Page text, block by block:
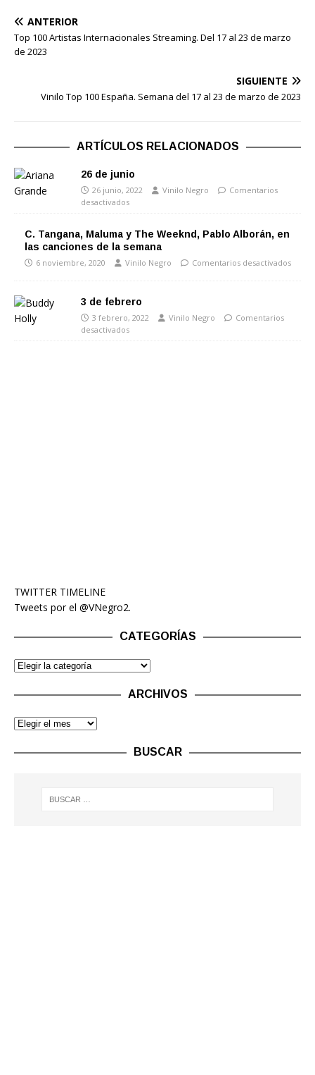
ANTERIOR
Top 100 Artistas Internacionales Streaming. Del 17 al 23 de marzo
de 2023
SIGUIENTE
Vinilo Top 100 España. Semana del 17 al 23 de marzo de 2023
ARTÍCULOS RELACIONADOS
26 de junio
26 junio, 2022 Vinilo Negro
Comentarios
desactivados
C. Tangana, Maluma y The Weeknd, Pablo Alborán, en
las canciones de la semana
6 noviembre, 2020 Vinilo Negro Comentarios desactivados
3 de febrero
3 febrero, 2022 Vinilo Negro
Comentarios
desactivados
TWITTER TIMELINE
Tweets por el @VNegro2.
CATEGORÍAS
ARCHIVOS
BUSCAR